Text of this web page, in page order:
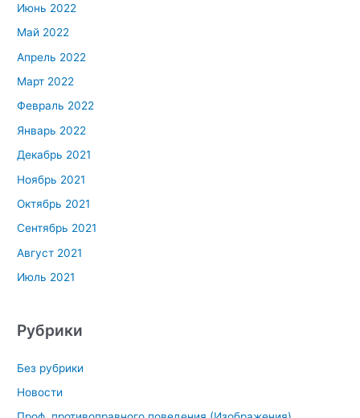
Июнь 2022
Май 2022
Апрель 2022
Март 2022
Февраль 2022
Январь 2022
Декабрь 2021
Ноябрь 2021
Октябрь 2021
Сентябрь 2021
Август 2021
Июль 2021
Рубрики
Без рубрики
Новости